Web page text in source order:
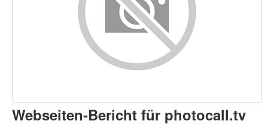
Benutzerfreundlichkeit
Dokument
PageSpeed Insights
Webseiten-Bericht für photocall.tv